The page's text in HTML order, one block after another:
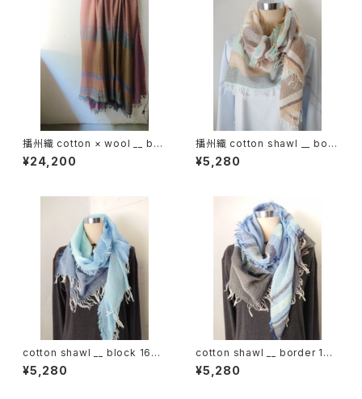
播州織 cotton × wool __ bor
der 220-120 秋麗GK
¥24,200
播州織 cotton shawl __ bord
er 160 啓蟄w
¥5,280
cotton shawl __ block 160
昊天w
¥5,280
cotton shawl __ border 160
蒼昊w
¥5,280